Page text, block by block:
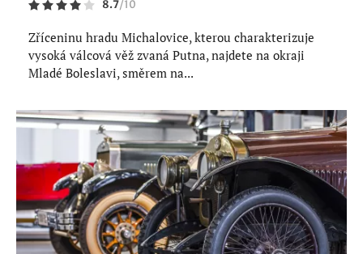
8.7/10
Zříceninu hradu Michalovice, kterou charakterizuje
vysoká válcová věž zvaná Putna, najdete na okraji
Mladé Boleslavi, směrem na...